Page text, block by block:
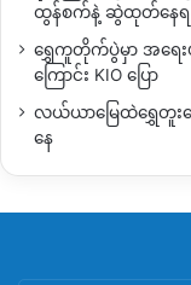
ထွန်စက်နဲ့ ဆွဲထုတ်နေရ
ရွှေကူတိုက်ပွဲမှာ အရေး
ကြောင်း KIO ပြော
လယ်ယာမြေထဲရွှေတူး
နေ